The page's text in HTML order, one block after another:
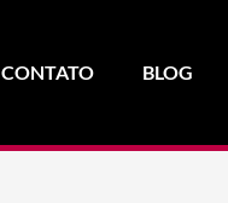
CONTATO BLOG